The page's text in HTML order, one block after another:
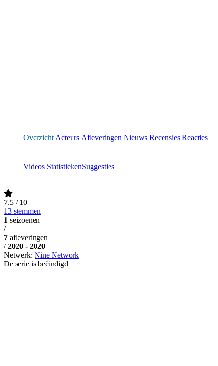
Overzicht Acteurs Afleveringen Nieuws Recensies Reacties
Videos StatistiekenSuggesties
7.5 / 10
13 stemmen
1 seizoenen
/
7 afleveringen
/ 2020 - 2020
Netwerk: Nine Network
De serie is beëindigd